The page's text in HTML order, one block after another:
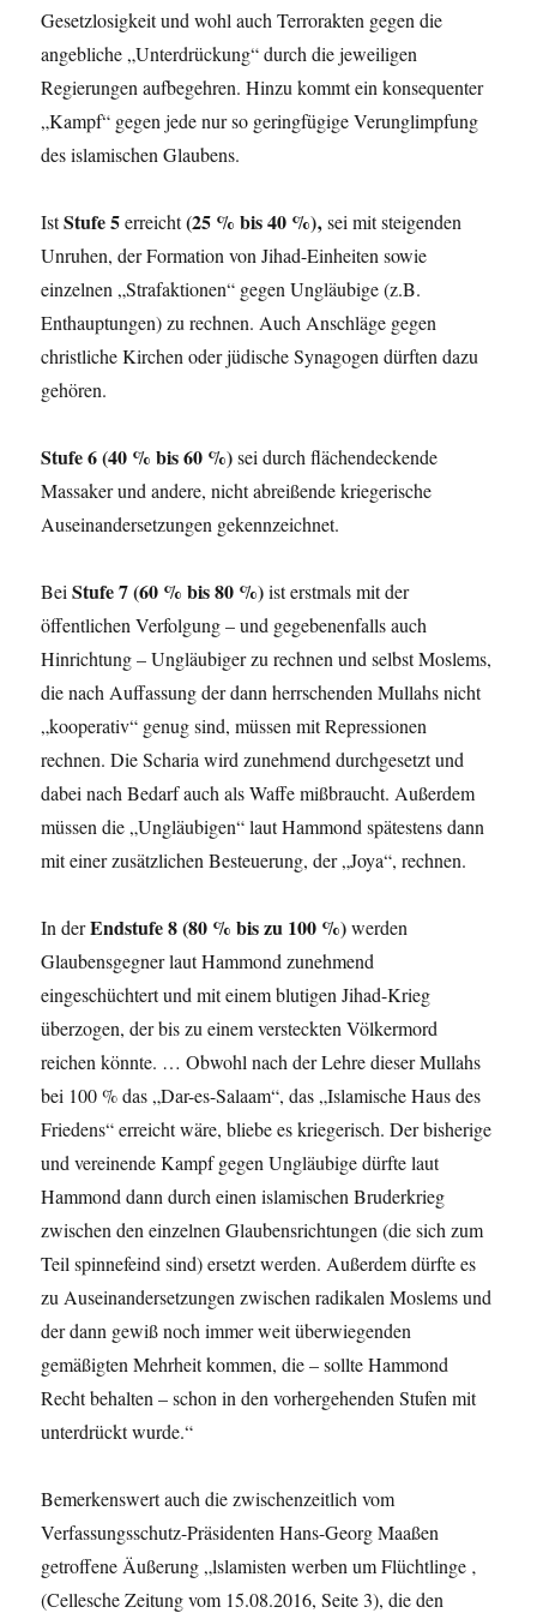
Gesetzlosigkeit und wohl auch Terrorakten gegen die
angebliche „Unterdrückung“ durch die jeweiligen
Regierungen aufbegehren. Hinzu kommt ein konsequenter
„Kampf“ gegen jede nur so geringfügige Verunglimpfung
des islamischen Glaubens.
IstStufe 5erreicht(25 % bis 40 %)‚sei mit steigenden
Unruhen, der Formation von Jihad-Einheiten sowie
einzelnen „Strafaktionen“ gegen Ungläubige (z.B.
Enthauptungen) zu rechnen. Auch Anschläge gegen
christliche Kirchen oder jüdische Synagogen dürften dazu
gehören.
Stufe 6 (40 % bis 60 %)sei durch flächendeckende
Massaker und andere, nicht abreißende kriegerische
Auseinandersetzungen gekennzeichnet.
BeiStufe 7 (60 % bis 80 %)ist erstmals mit der
öffentlichen Verfolgung – und gegebenenfalls auch
Hinrichtung – Ungläubiger zu rechnen und selbst Moslems,
die nach Auffassung der dann herrschenden Mullahs nicht
„kooperativ“ genug sind, müssen mit Repressionen
rechnen. Die Scharia wird zunehmend durchgesetzt und
dabei nach Bedarf auch als Waffe mißbraucht. Außerdem
müssen die „Ungläubigen“ laut Hammond spätestens dann
mit einer zusätzlichen Besteuerung, der „Joya“, rechnen.
In derEndstufe 8 (80 % bis zu 100 %)werden
Glaubensgegner laut Hammond zunehmend
eingeschüchtert und mit einem blutigen Jihad-Krieg
überzogen, der bis zu einem versteckten Völkermord
reichen könnte. … Obwohl nach der Lehre dieser Mullahs
bei 100 % das „Dar-es-Salaam“, das „Islamische Haus des
Friedens“ erreicht wäre, bliebe es kriegerisch. Der bisherige
und vereinende Kampf gegen Ungläubige dürfte laut
Hammond dann durch einen islamischen Bruderkrieg
zwischen den einzelnen Glaubensrichtungen (die sich zum
Teil spinnefeind sind) ersetzt werden. Außerdem dürfte es
zu Auseinandersetzungen zwischen radikalen Moslems und
der dann gewiß noch immer weit überwiegenden
gemäßigten Mehrheit kommen, die – sollte Hammond
Recht behalten – schon in den vorhergehenden Stufen mit
unterdrückt wurde.“
Bemerkenswert auch die zwischenzeitlich vom
Verfassungsschutz-Präsidenten Hans-Georg Maaßen
getroffene Äußerung „lslamisten werben um Flüchtlinge ‚
(Cellesche Zeitung vom 15.08.2016, Seite 3), die den